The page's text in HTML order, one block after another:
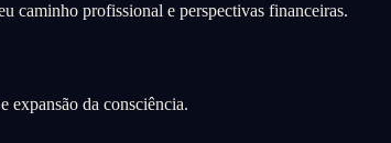
caminho profissional e perspectivas financeiras.
expansão da consciência.